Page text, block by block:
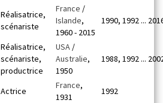
Réalisatrice,
scénariste
France /
Islande,
1960 - 2015
1990, 1992 ...
Réalisatrice,
scénariste,
productrice
USA /
Australie,
1950
1988, 1992 ...
Actrice
France,
1931
1992